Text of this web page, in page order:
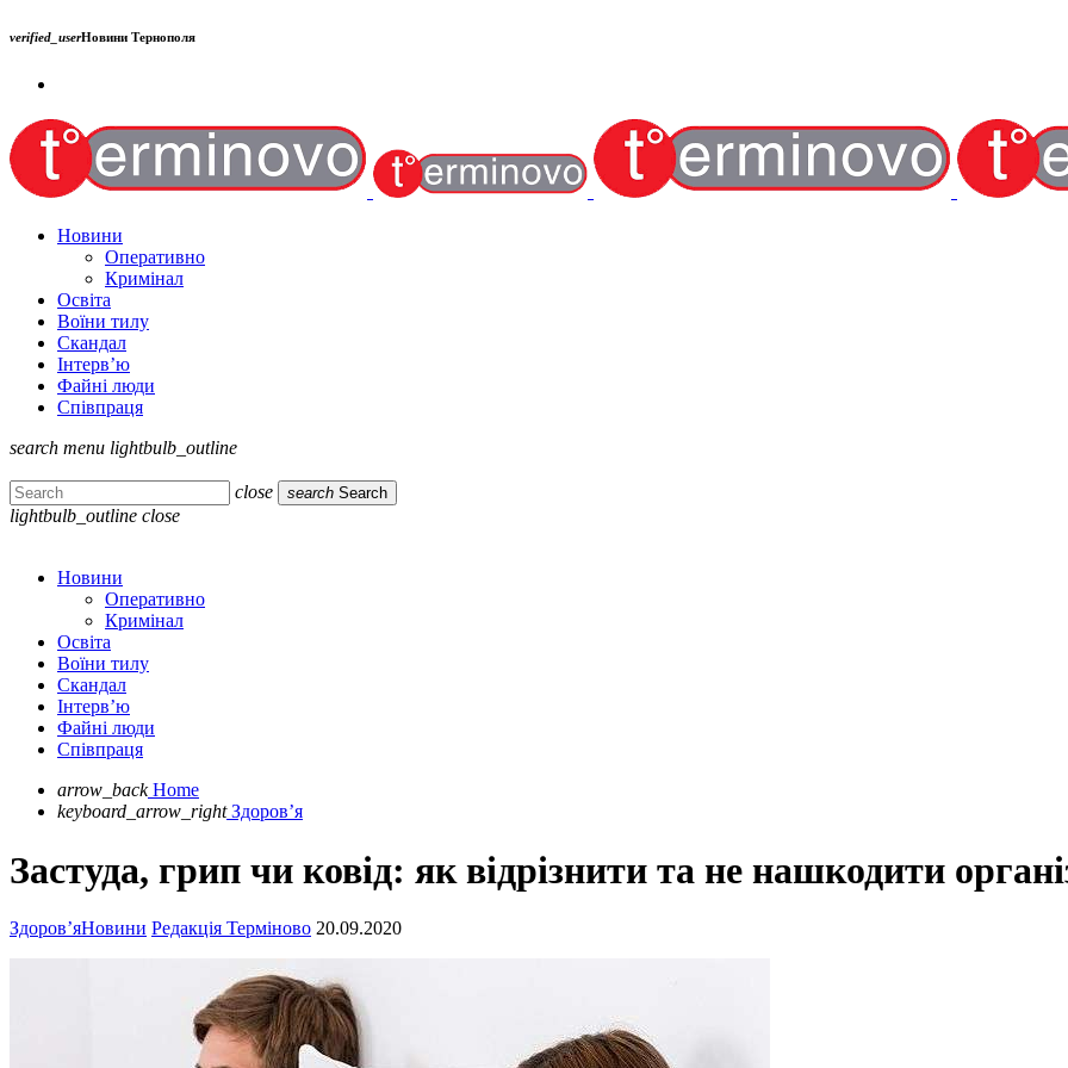
verified_userНовини Тернополя
Новини
Оперативно
Кримінал
Освіта
Воїни тилу
Скандал
Інтерв’ю
Файні люди
Співпраця
search menu lightbulb_outline
close search Search
lightbulb_outline close
Новини
Оперативно
Кримінал
Освіта
Воїни тилу
Скандал
Інтерв’ю
Файні люди
Співпраця
arrow_back Home
keyboard_arrow_right Здоров’я
Застуда, грип чи ковід: як відрізнити та не нашкодити
Здоров’яНовини Редакція Терміново 20.09.2020